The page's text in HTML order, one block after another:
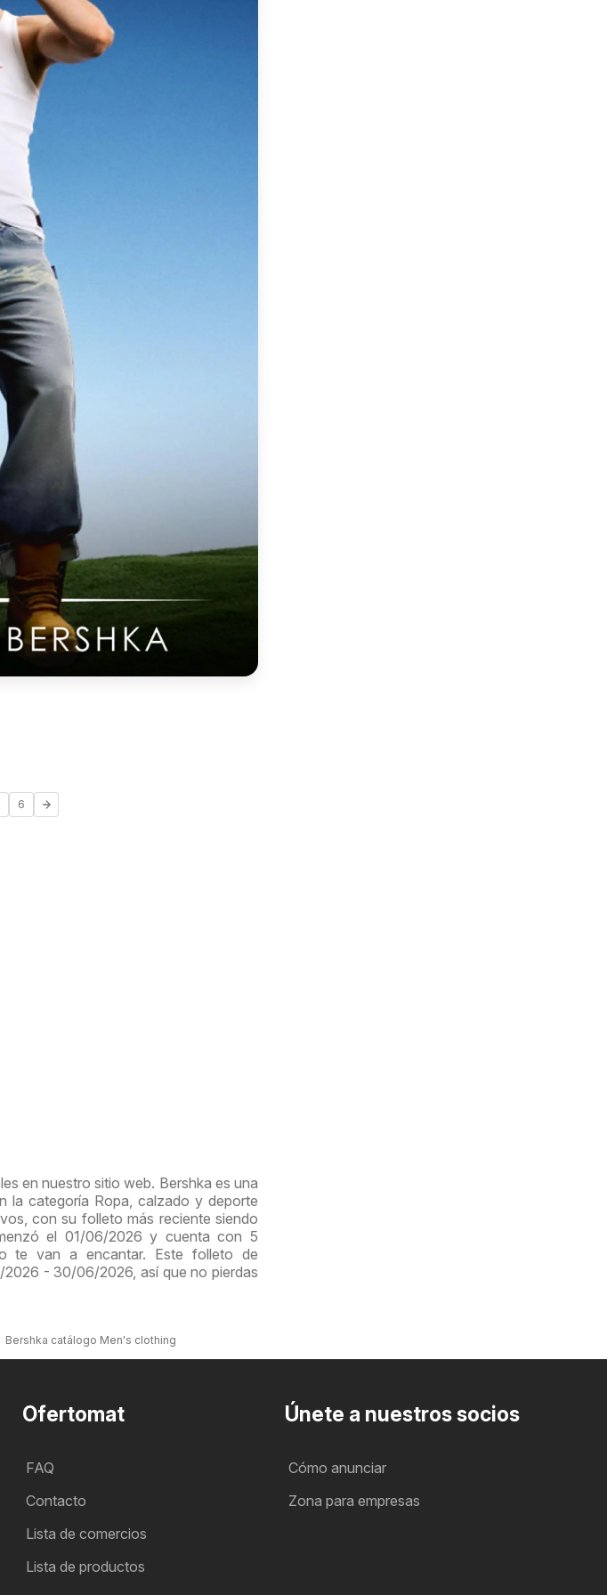
6
en nuestro sitio web. Bershka es una
la categoría Ropa, calzado y deporte
con su folleto más reciente siendo
el 01/06/2026 y cuenta con 5
te van a encantar. Este folleto de
- 30/06/2026, así que no pierdas
Bershka catálogo Men's clothing
Ofertomat
FAQ
Contacto
Lista de comercios
Lista de productos
Únete a nuestros socios
Cómo anunciar
Zona para empresas